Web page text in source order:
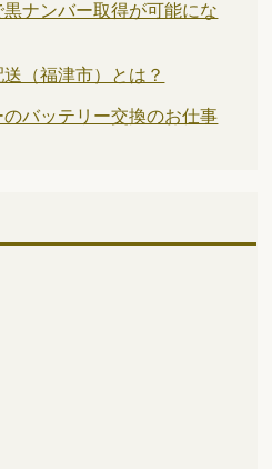
ナンバー取得が可能にな
（福津市）とは？
バッテリー交換のお仕事